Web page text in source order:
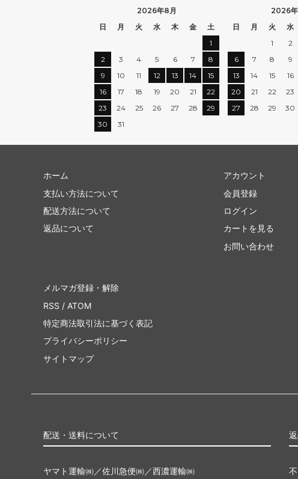
2026年8月
日
月 火 水 木 金
土
1
2
3 4 5 6 7
8
9
10 11 12 13 14
15
16
17 18 19 20 21
22
23
24 25 26 27 28
29
30
31
2026
日
月 火 水
1
2
6
7 8 9
13
14 15 16
20
21 22 23
27
28 29 30
ホーム
支払い方法について
配送方法について
返品について
アカウント
会員登録
ログイン
カートを見る
お問い合わせ
メルマガ登録・解除
RSS / ATOM
特定商法取引法に基づく表記
プライバシーポリシー
サイトマップ
配送・送料について
ヤマト運輸㈱／佐川急便㈱／西濃運輸㈱